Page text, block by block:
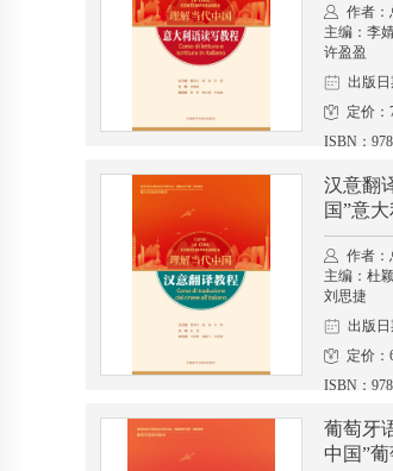
作者：
主编：李
许盈盈
出版日
定价：
ISBN：
汉意翻
国”意
作者：
主编：杜
刘思捷
出版日
定价：
ISBN：
葡萄牙
中国”